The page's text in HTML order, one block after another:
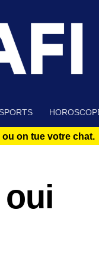
SPORTS
on tue votre chat.